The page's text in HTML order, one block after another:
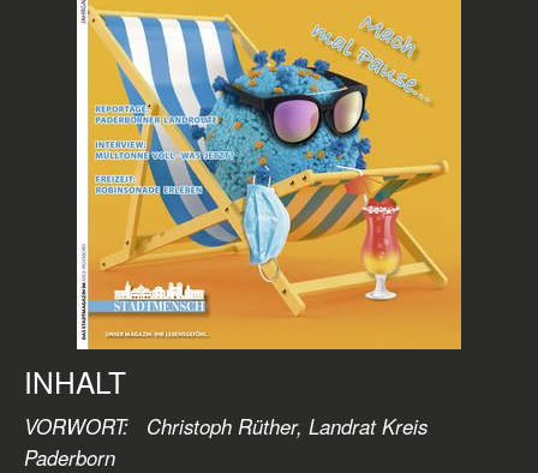
INHALT
VORWORT: Christoph Rüther, Landrat Kreis
Paderborn